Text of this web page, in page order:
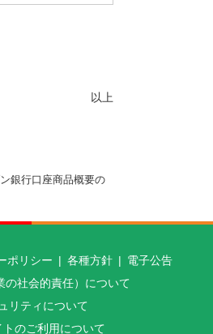
以上
銀行口座商品概要の
ポリシー 各種方針
電子公告
の社会的責任）について
リティについて
トのご利用について